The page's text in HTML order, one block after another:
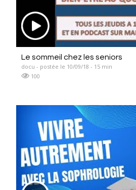
Le sommeil chez les seniors
docu - postée le 10/09/18 - 15 min
100